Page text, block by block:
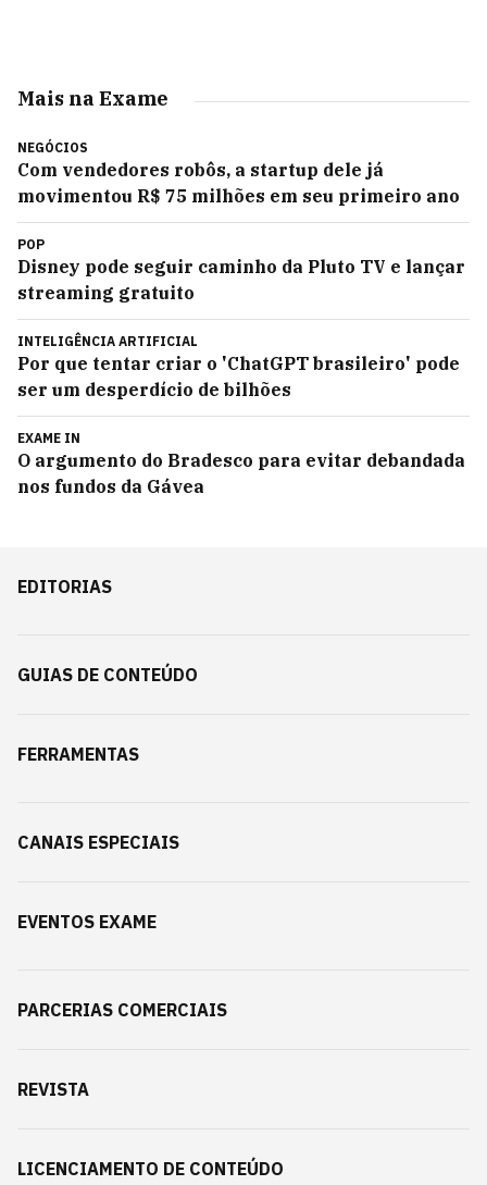
Mais na Exame
NEGÓCIOS
Com vendedores robôs, a startup dele já
movimentou R$ 75 milhões em seu primeiro ano
POP
Disney pode seguir caminho da Pluto TV e lançar
streaming gratuito
INTELIGÊNCIA ARTIFICIAL
Por que tentar criar o 'ChatGPT brasileiro' pode
ser um desperdício de bilhões
EXAME IN
O argumento do Bradesco para evitar debandada
nos fundos da Gávea
EDITORIAS
GUIAS DE CONTEÚDO
FERRAMENTAS
CANAIS ESPECIAIS
EVENTOS EXAME
PARCERIAS COMERCIAIS
REVISTA
LICENCIAMENTO DE CONTEÚDO